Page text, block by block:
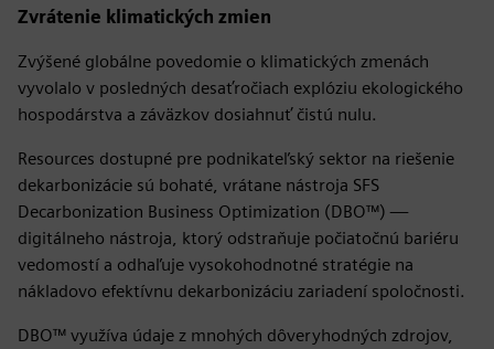
Zvrátenie klimatických zmien
Zvýšené globálne povedomie o klimatických zmenách
vyvolalo v posledných desaťročiach explóziu ekologického
hospodárstva a záväzkov dosiahnuť čistú nulu.
Resources dostupné pre podnikateľský sektor na riešenie
dekarbonizácie sú bohaté, vrátane nástroja SFS
Decarbonization Business Optimization (DBO™) —
digitálneho nástroja, ktorý odstraňuje počiatočnú bariéru
vedomostí a odhaľuje vysokohodnotné stratégie na
nákladovo efektívnu dekarbonizáciu zariadení spoločnosti.
DBO™ využíva údaje z mnohých dôveryhodných zdrojov,